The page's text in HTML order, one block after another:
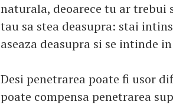
naturala, deoarece tu ar trebui
tau sa stea deasupra: stai
aseaza deasupra si se intinde
Desi penetrarea poate fi usor
poate compensa penetrarea